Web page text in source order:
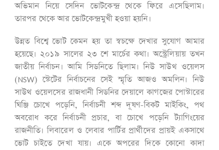
অভিমান নিয়ে সেদিন ভোটকেন্দ্র থেকে ফিরে এসেছিলাম।
তারপর থেকে আর ভোটকেন্দ্রমুখী হওয়া হয়নি।
উন্নত বিশ্বে ভোট কেমন হয় তা স্বচক্ষে দেখার সুযোগ আমার
হয়েছে। ২০১৯ সালের ২৩ শে মার্চের কথা। অস্ট্রেলিয়ায় তখন
জাতীয় নির্বাচন। আমি সিডনিতে ছিলাম। নিউ সাউথ ওয়েলস
(NSW) স্টেটের নির্বাচনের সেই স্মৃতি আজও অমলিন। নিউ
সাউথ ওয়েলসের রাজধানী সিডনির দেয়ালে কাগজের পোস্টারের
ঘিঞ্জি চোখে পড়েনি, নির্বাচনী শব্দ দূষণ-বিকট মাইকিং, পথ
অবরোধ করে নির্বাচনী প্রচার, বা চোখে পড়েনি ট্যাগিংয়ের
রাজনীতি। লিবারেল ও লেবার পার্টির প্রার্থীদের প্রায়ই একসাথে
ভোট চাইতে দেখা যায়। একে অপরের দিকে কোনো কাদা